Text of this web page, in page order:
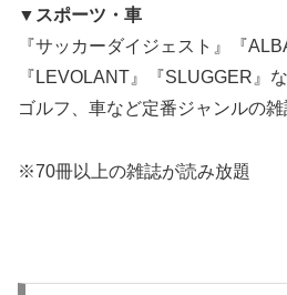
▼スポーツ・車
『サッカーダイジェスト』『
『LEVOLANT』『SLUGGER』
ゴルフ、車など定番ジャンルの雑
※70冊以上の雑誌が読み放題